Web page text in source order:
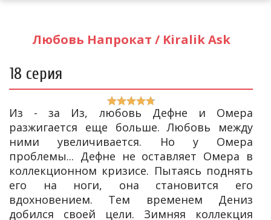
Любовь Напрокат / Kiralik Ask
18 серия
Из - за Из, любовь Дефне и Омера
разжигается еще больше. Любовь между
ними увеличивается. Но у Омера
проблемы... Дефне не оставляет Омера в
коллекционном кризисе. Пытаясь поднять
его на ноги, она становится его
вдохновением. Тем временем Дениз
добился своей цели. Зимняя коллекция